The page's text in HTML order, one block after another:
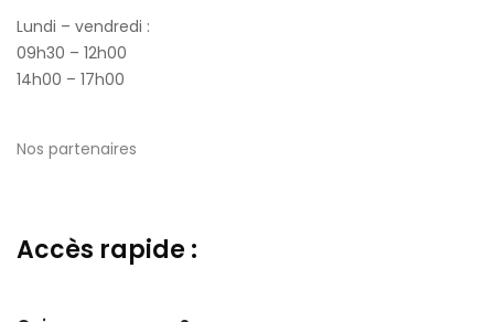
Lundi – vendredi :
09h30 – 12h00
14h00 – 17h00
Nos partenaires
Accès rapide :